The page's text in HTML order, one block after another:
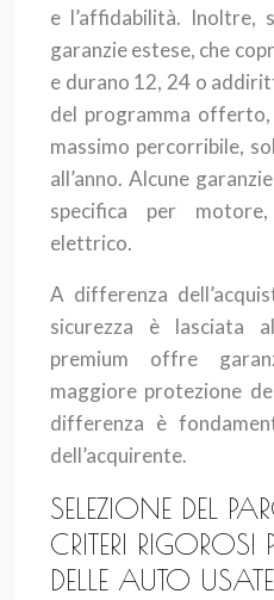
e l’affidabilità. Inoltre,
garanzie estese, che
e durano 12, 24 o
del programma
massimo percorribile,
all’anno. Alcune
specifica per
elettrico.
A differenza
sicurezza è lasciata
premium offre
maggiore protezione
differenza è
dell’acquirente.
SELEZIONE DEL
CRITERI
DELLE AUTO USATE